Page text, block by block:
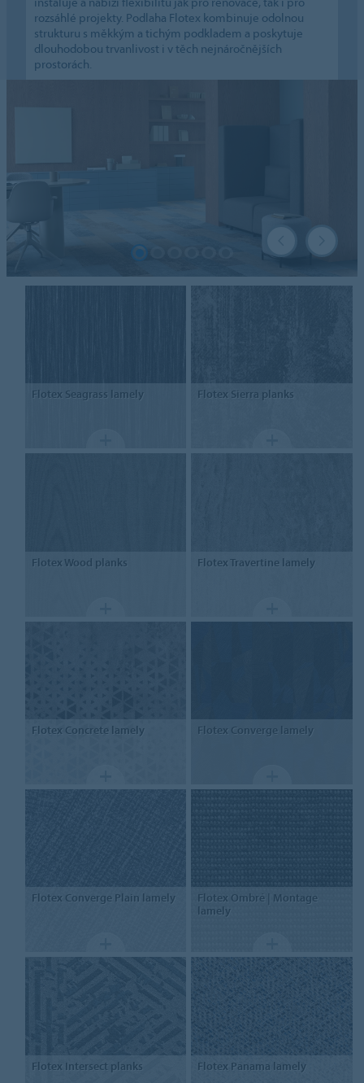
rozsáhlé projekty. Podlaha Flotex kombinuje odolnou
strukturu s měkkým a tichým podkladem a poskytuje
dlouhodobou trvanlivost i v těch nejnáročnějších
prostorách.
Flotex Seagrass lamely Flotex Sierra planks
Flotex Wood planks FlotexTravertine lamely
Flotex Concrete lamely Flotex Converge lamely
Flotex Converge Plain lamely Flotex Ombré | Montage
lamely
Flotex Intersect planks Flotex Panama lamely